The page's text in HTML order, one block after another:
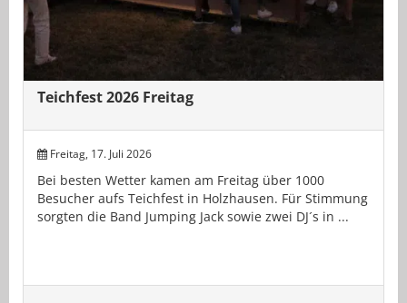
Teichfest 2026 Freitag
Freitag, 17. Juli 2026
Bei besten Wetter kamen am Freitag über 1000
Besucher aufs Teichfest in Holzhausen. Für Stimmung
sorgten die Band Jumping Jack sowie zwei DJ´s in ...